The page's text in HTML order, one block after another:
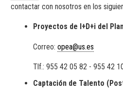
contactar con nosotros en los
Proyectos de I+D+i del
Correo: opea@us.es
Tlf.: 955 42 05 82 - 955 42
Captación de Talento